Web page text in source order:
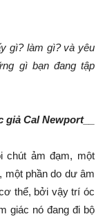
gì? làm gì? và yêu
gì bạn đang tập
giả Cal Newport__
chút ảm đạm, một
một phần do dư âm
thể, bởi vậy trí óc
giác nó đang đi bộ